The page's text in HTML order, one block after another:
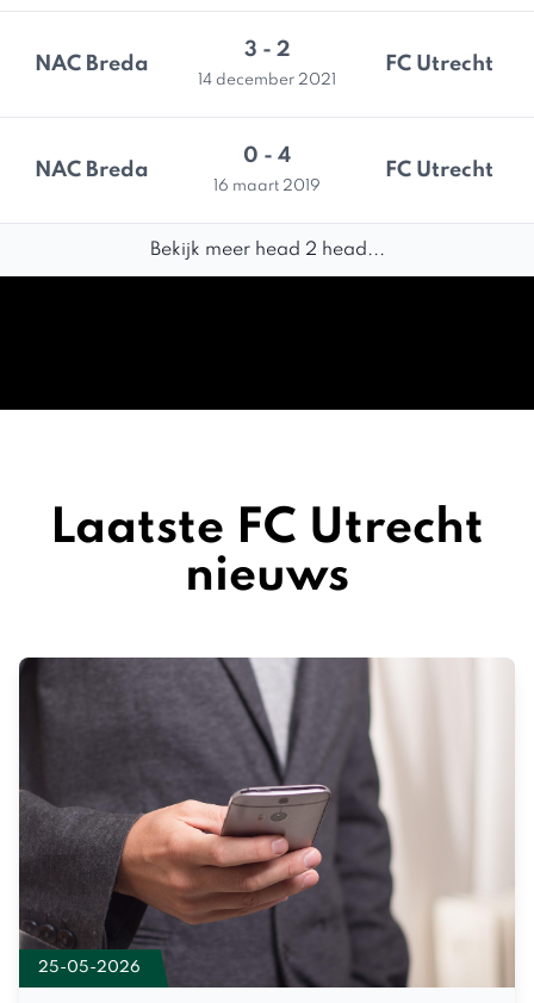
NAC Breda
3 - 2
14 december 2021
FC Utrecht
NAC Breda
0 - 4
16 maart 2019
FC Utrecht
Bekijk meer head 2 head...
Laatste FC Utrecht
nieuws
25-05-2026